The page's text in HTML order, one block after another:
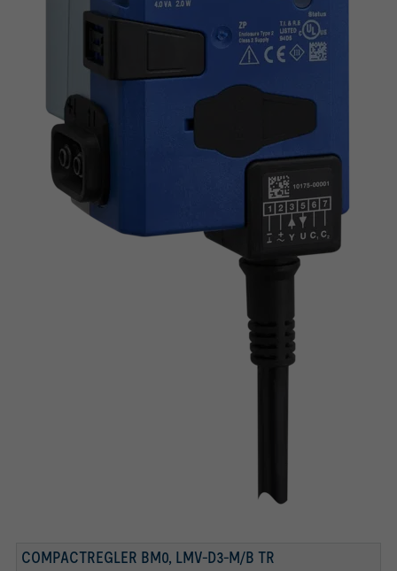
COMPACTREGLER BM0, LMV-D3-M/B TR
Busschnittstelle Modbus RTU
Busschnittstelle BACnet MS/TP
Busschnittstelle MP-Bus